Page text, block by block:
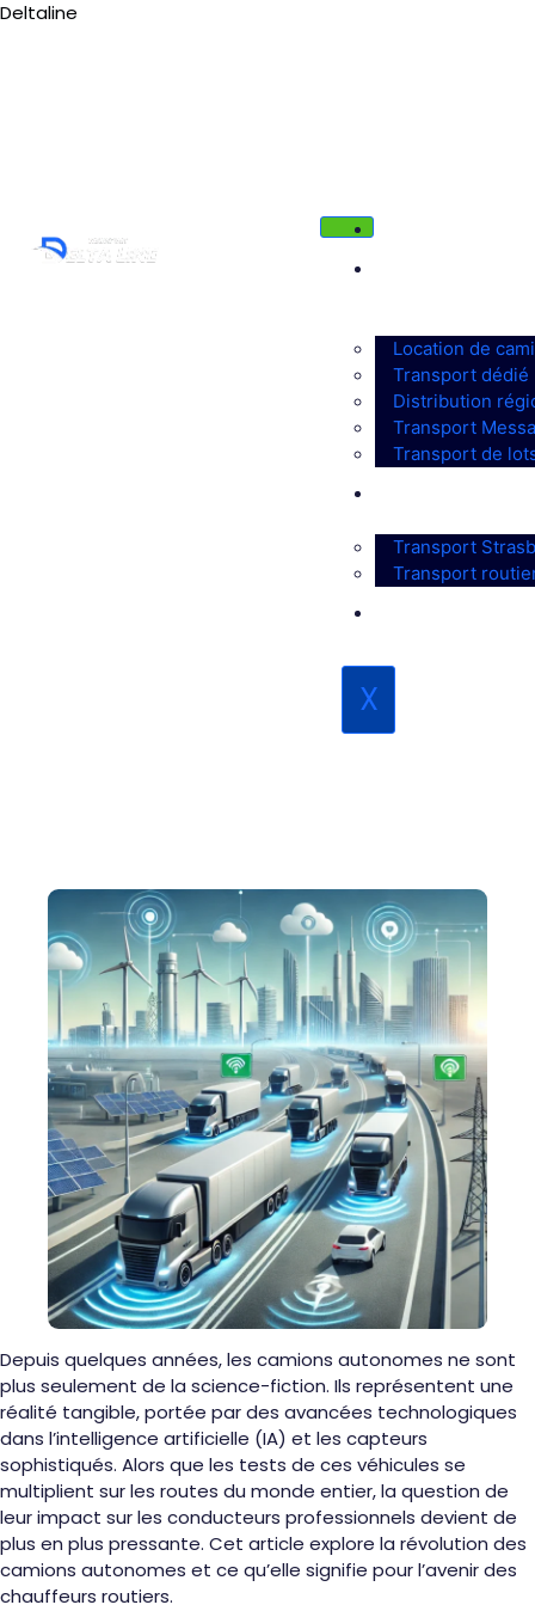
Deltaline
Location de
Transport dédié
Distribution
Transport
Transport de
Transport
Transport
X
La révolution
des camions
autonomes :
quel avenir
conducteurs
Depuis quelques années, les camions autonomes ne sont
plus seulement de la science-fiction. Ils représentent une
réalité tangible, portée par des avancées technologiques
dans l’intelligence artificielle (IA) et les capteurs
sophistiqués. Alors que les tests de ces véhicules se
multiplient sur les routes du monde entier, la question de
leur impact sur les conducteurs professionnels devient de
plus en plus pressante. Cet article explore la révolution des
camions autonomes et ce qu’elle signifie pour l’avenir des
chauffeurs routiers.